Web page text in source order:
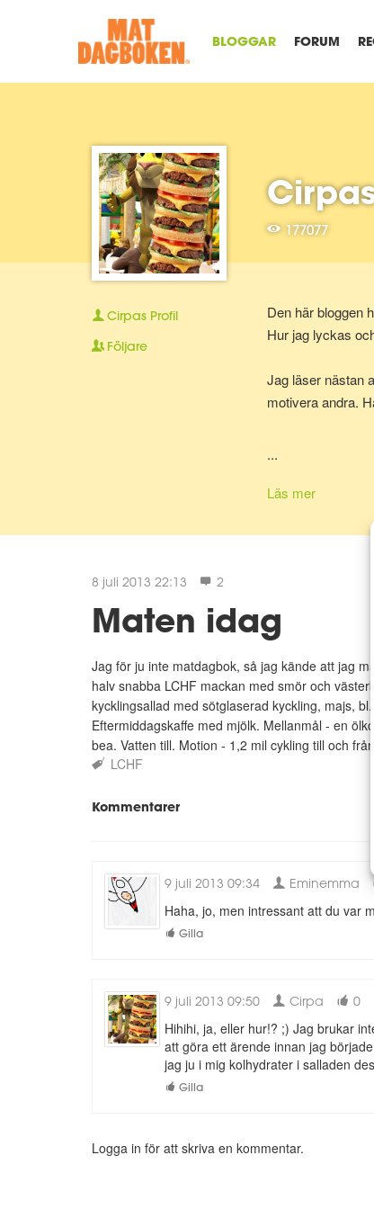
BLOGGAR FORUM
177077
Den här bloggen
Hur jag lyckas
Jag läser nästan
motivera andra.
http://
Titta gärna in på
...
Läs mer
Cirpas Profil
Följare
8 juli 2013 22:13 2
Maten idag
Jag för ju inte matdagbok, så jag kände att jag
halv snabba LCHF mackan med smör och
kycklingsallad med sötglaserad kyckling, majs,
Eftermiddagskaffe med mjölk. Mellanmål - en
bea. Vatten till. Motion - 1,2 mil cykling till och
LCHF
Kommentarer
9 juli 2013 09:34 Eminemma
Haha, jo, men intressant att du var
Gilla
9 juli 2013 09:50 Cirpa 0
Hihihi, ja, eller hur!? ;) Jag brukar
att göra ett ärende innan jag
jag ju i mig kolhydrater i salladen
Gilla
Logga in för att skriva en kommentar.